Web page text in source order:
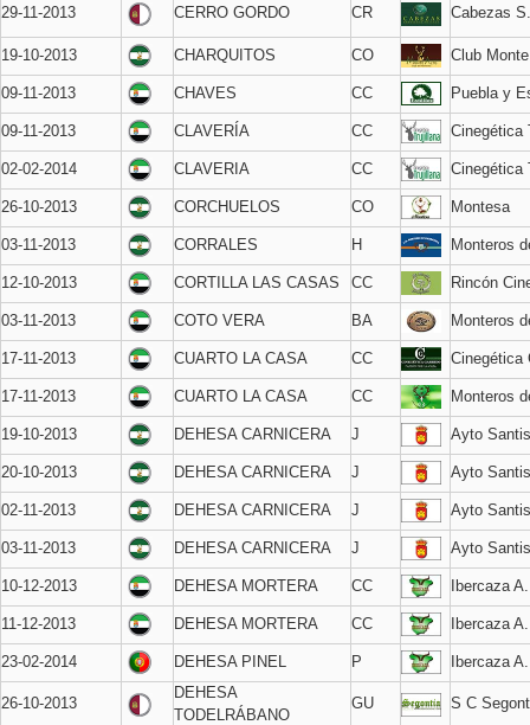
29-11-2013 CERRO GORDO CR Cabezas
19-10-2013 CHARQUITOS CO Club
09-11-2013 CHAVES CC Puebla y
09-11-2013 CLAVERÍA CC Cinegética
02-02-2014 CLAVERIA CC Cinegética
26-10-2013 CORCHUELOS CO Montesa
03-11-2013 CORRALES H Monteros
12-10-2013 CORTILLA LAS CASAS CC Rincón
03-11-2013 COTO VERA BA Monteros
17-11-2013 CUARTO LA CASA CC Cinegética
17-11-2013 CUARTO LA CASA CC Monteros
19-10-2013 DEHESA CARNICERA J Ayto
20-10-2013 DEHESA CARNICERA J Ayto
02-11-2013 DEHESA CARNICERA J Ayto
03-11-2013 DEHESA CARNICERA J Ayto
10-12-2013 DEHESA MORTERA CC Ibercaza
11-12-2013 DEHESA MORTERA CC Ibercaza
23-02-2014 DEHESA PINEL P Ibercaza
26-10-2013
DEHESA
TODELRÁBANO
GU S C